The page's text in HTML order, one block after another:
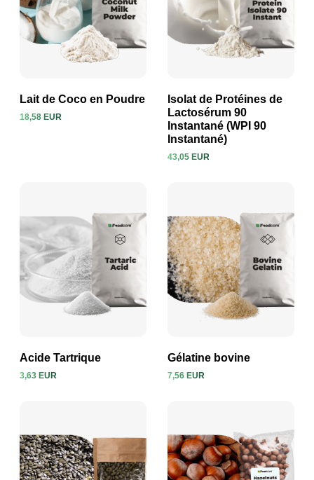
Lait de Coco en Poudre
18,58 EUR
Voir le produit
Isolat de Protéines de
Lactosérum 90
Instantané (WPI 90
Instantané)
43,05 EUR
Acide Tartrique
3,63 EUR
Gélatine bovine
7,56 EUR